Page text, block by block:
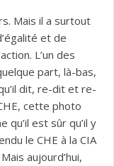
Mais il a surtout
et de
L’un des
part, là-bas,
dit, re-dit et re-
cette photo
qu’il est sûr qu’il y
le CHE à la CIA
aujourd’hui,